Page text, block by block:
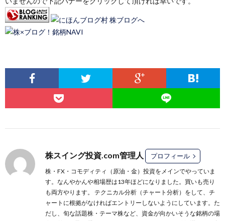
株スイング投資.com管理人 プロフィール
株・FX・コモディティ（原油・金）投資をメインでやっていま
す。なんやかんや相場歴は13年ほどになりました。買いも売り
も両方やります。 テクニカル分析（チャート分析）をして、チ
ャートに根拠がなければエントリーしないようにしています。た
だし、旬な話題株・テーマ株など、資金が向かいそうな銘柄の場